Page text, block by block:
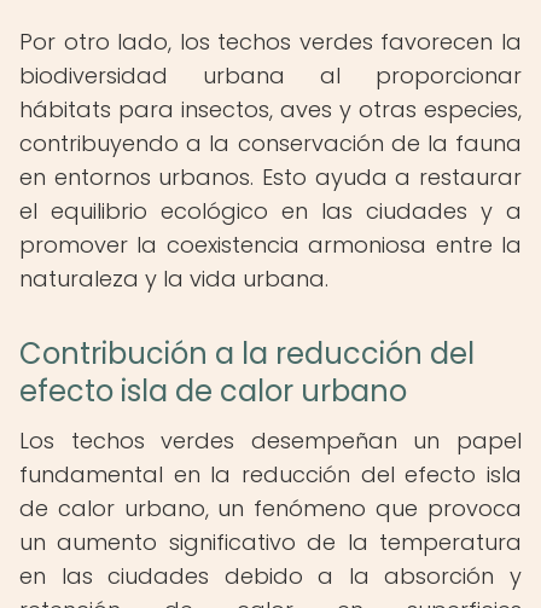
Por otro lado, los techos verdes favorecen la
biodiversidad urbana al proporcionar
hábitats para insectos, aves y otras especies,
contribuyendo a la conservación de la fauna
en entornos urbanos. Esto ayuda a restaurar
el equilibrio ecológico en las ciudades y a
promover la coexistencia armoniosa entre la
naturaleza y la vida urbana.
Contribución a la reducción del
efecto isla de calor urbano
Los techos verdes desempeñan un papel
fundamental en la reducción del efecto isla
de calor urbano, un fenómeno que provoca
un aumento significativo de la temperatura
en las ciudades debido a la absorción y